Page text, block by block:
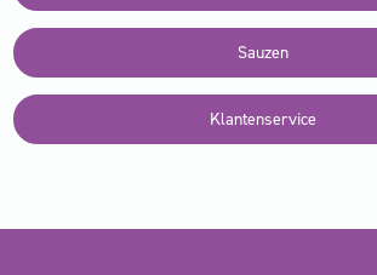
Sauzen
Klantenservice